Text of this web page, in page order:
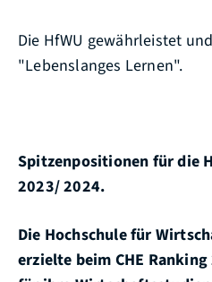
Die HfWU gewährleistet
"Lebenslanges Lernen".
Spitzenpositionen für die
2023/ 2024.
Die Hochschule für
erzielte beim CHE